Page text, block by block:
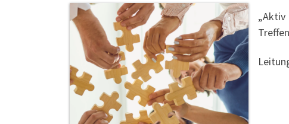
„Aktiv